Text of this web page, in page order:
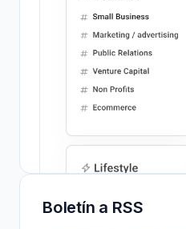
Boletín a RSS